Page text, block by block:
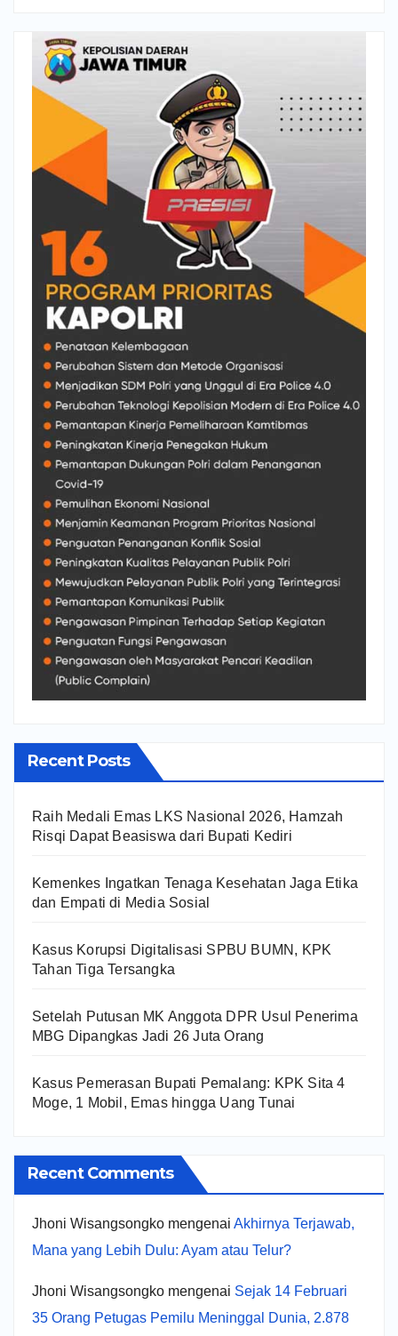
Recent Posts
Raih Medali Emas LKS Nasional 2026, Hamzah
Risqi Dapat Beasiswa dari Bupati Kediri
Kemenkes Ingatkan Tenaga Kesehatan Jaga Etika
dan Empati di Media Sosial
Kasus Korupsi Digitalisasi SPBU BUMN, KPK
Tahan Tiga Tersangka
Setelah Putusan MK Anggota DPR Usul Penerima
MBG Dipangkas Jadi 26 Juta Orang
Kasus Pemerasan Bupati Pemalang: KPK Sita 4
Moge, 1 Mobil, Emas hingga Uang Tunai
Recent Comments
Jhoni Wisangsongko mengenai Akhirnya Terjawab,
Mana yang Lebih Dulu: Ayam atau Telur?
Jhoni Wisangsongko mengenai Sejak 14 Februari
35 Orang Petugas Pemilu Meninggal Dunia, 2.878